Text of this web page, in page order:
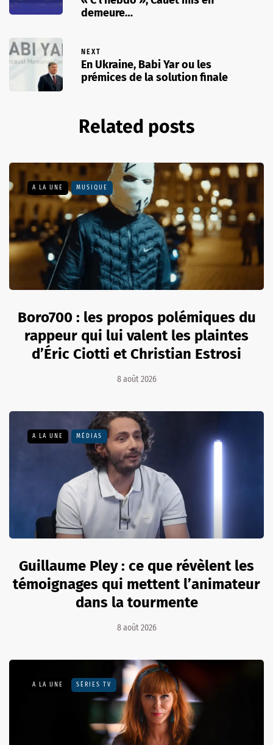
demeure…
NEXT
En Ukraine, Babi Yar ou les
prémices de la solution finale
Related posts
A LA UNE MUSIQUE
Boro700 : les propos polémiques du
rappeur qui lui valent les plaintes
d’Éric Ciotti et Christian Estrosi
8 août 2026
A LA UNE MÉDIAS
Guillaume Pley : ce que révèlent les
témoignages qui mettent l’animateur
dans la tourmente
8 août 2026
A LA UNE SÉRIES TV